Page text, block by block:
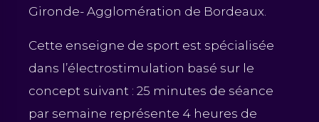
Gironde- Agglomération de Bordeaux.
Cette enseigne de sport est spécialisée
dans l’électrostimulation basé sur le
concept suivant : 25 minutes de séance
par semaine représente 4 heures de